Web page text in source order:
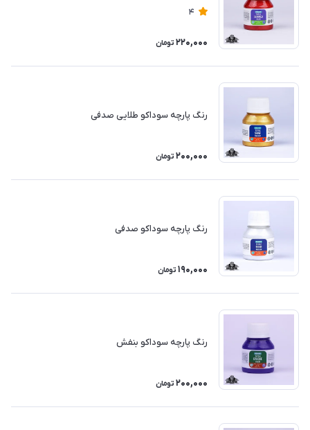
4
220,000 تومان
رنگ پارچه سوداکو طلایی صدفی
200,000 تومان
رنگ پارچه سوداکو صدفی
190,000 تومان
رنگ پارچه سوداکو بنفش
200,000 تومان